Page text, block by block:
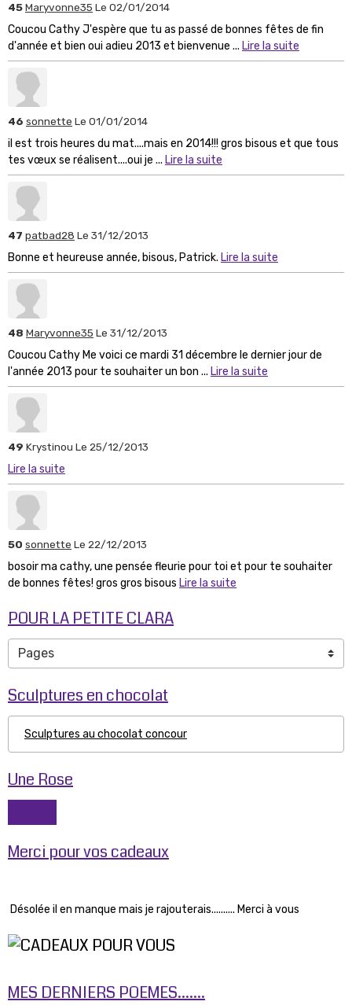
45Maryvonne35 Le 02/01/2014
Coucou Cathy J'espère que tu as passé de bonnes fêtes de fin
d'année et bien oui adieu 2013 et bienvenue ... Lire la suite
46 sonnette Le 01/01/2014
il est trois heures du mat....mais en 2014!!! gros bisous et que tous
tes vœux se réalisent....oui je ... Lire la suite
47 patbad28 Le 31/12/2013
Bonne et heureuse année, bisous, Patrick. Lire la suite
48 Maryvonne35 Le 31/12/2013
Coucou Cathy Me voici ce mardi 31 décembre le dernier jour de
l'année 2013 pour te souhaiter un bon ... Lire la suite
49 Krystinou Le 25/12/2013
Lire la suite
50 sonnette Le 22/12/2013
bosoir ma cathy, une pensée fleurie pour toi et pour te souhaiter
de bonnes fêtes! gros gros bisous Lire la suite
POUR LA PETITE CLARA
Sculptures en chocolat
Sculptures au chocolat concour
Une Rose
Merci pour vos cadeaux
Désolée il en manque mais je rajouterais.......... Merci à vous
MES DERNIERS POEMES.......